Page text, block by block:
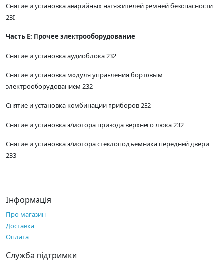
Снятие и установка аварийных натяжителей ремней безопасности
23I
Часть Е: Прочее электрооборудование
Снятие и установка аудиоблока 232
Снятие и установка модуля управления бортовым
электрооборудованием 232
Снятие и установка комбинации приборов 232
Снятие и установка э/мотора привода верхнего люка 232
Снятие и установка э/мотора стеклоподъемника передней двери
233
Інформація
Про магазин
Доставка
Оплата
Служба підтримки